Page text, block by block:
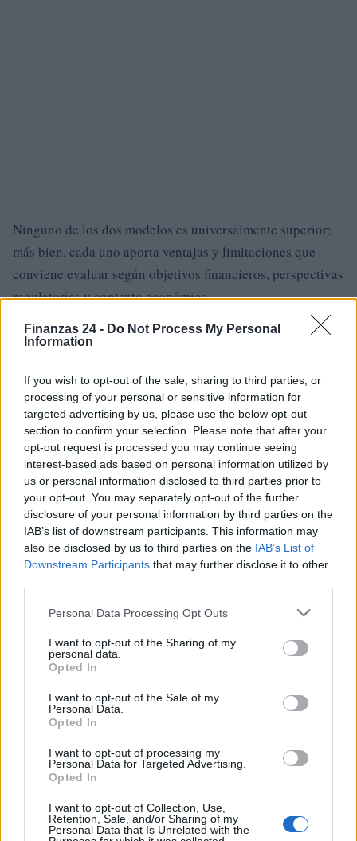
Finanzas 24 - Do Not Process My Personal
Information
If you wish to opt-out of the sale, sharing to third parties, or
processing of your personal or sensitive information for
targeted advertising by us, please use the below opt-out
section to confirm your selection. Please note that after your
opt-out request is processed you may continue seeing
interest-based ads based on personal information utilized by
us or personal information disclosed to third parties prior to
your opt-out. You may separately opt-out of the further
disclosure of your personal information by third parties on the
IAB’s list of downstream participants. This information may
also be disclosed by us to third parties on the IAB’s List of
Downstream Participants that may further disclose it to other
Please note that this website/app uses one or more Google
not limited to your visit or usage behaviour. You may click to
grant or deny consent to Google and its third-party tags to
use your data for below specified purposes in below Google
consent section.
Personal Data Processing Opt Outs
I want to opt-out of the Sharing of my
personal data.
Opted In
I want to opt-out of the Sale of my
Personal Data.
Opted In
I want to opt-out of processing my
Personal Data for Targeted Advertising.
Opted In
I want to opt-out of Collection, Use,
Retention, Sale, and/or Sharing of my
Personal Data that Is Unrelated with the
Ninguno de los dos modelos es universalmente superior;
más bien, cada uno aporta ventajas y limitaciones que
conviene evaluar según objetivos financieros, perspectivas
regulatorias y contexto económico.
Staff
Sigue leyendo
CRIPTOMONEDAS